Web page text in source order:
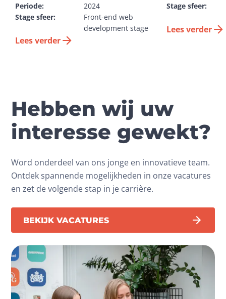
Periode:
2024
Stage sfeer:
Front-end web
development stage
Lees verder
Stage sfeer:
Lees verder
Hebben wij uw
interesse gewekt?
Word onderdeel van ons jonge en innovatieve team.
Ontdek spannende mogelijkheden in onze vacatures
en zet de volgende stap in je carrière.
BEKIJK VACATURES